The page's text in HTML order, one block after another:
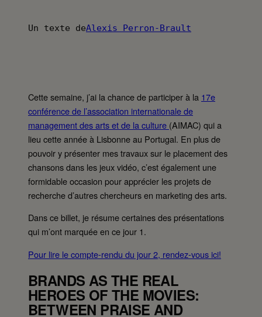
Un texte deAlexis Perron-Brault
Cette semaine, j’ai la chance de participer à la 17e
conférence de l’association internationale de
management des arts et de la culture (AIMAC) qui a
lieu cette année à Lisbonne au Portugal. En plus de
pouvoir y présenter mes travaux sur le placement des
chansons dans les jeux vidéo, c’est également une
formidable occasion pour apprécier les projets de
recherche d’autres chercheurs en marketing des arts.
Dans ce billet, je résume certaines des présentations
qui m’ont marquée en ce jour 1.
Pour lire le compte-rendu du jour 2, rendez-vous ici!
BRANDS AS THE REAL
HEROES OF THE MOVIES:
BETWEEN PRAISE AND